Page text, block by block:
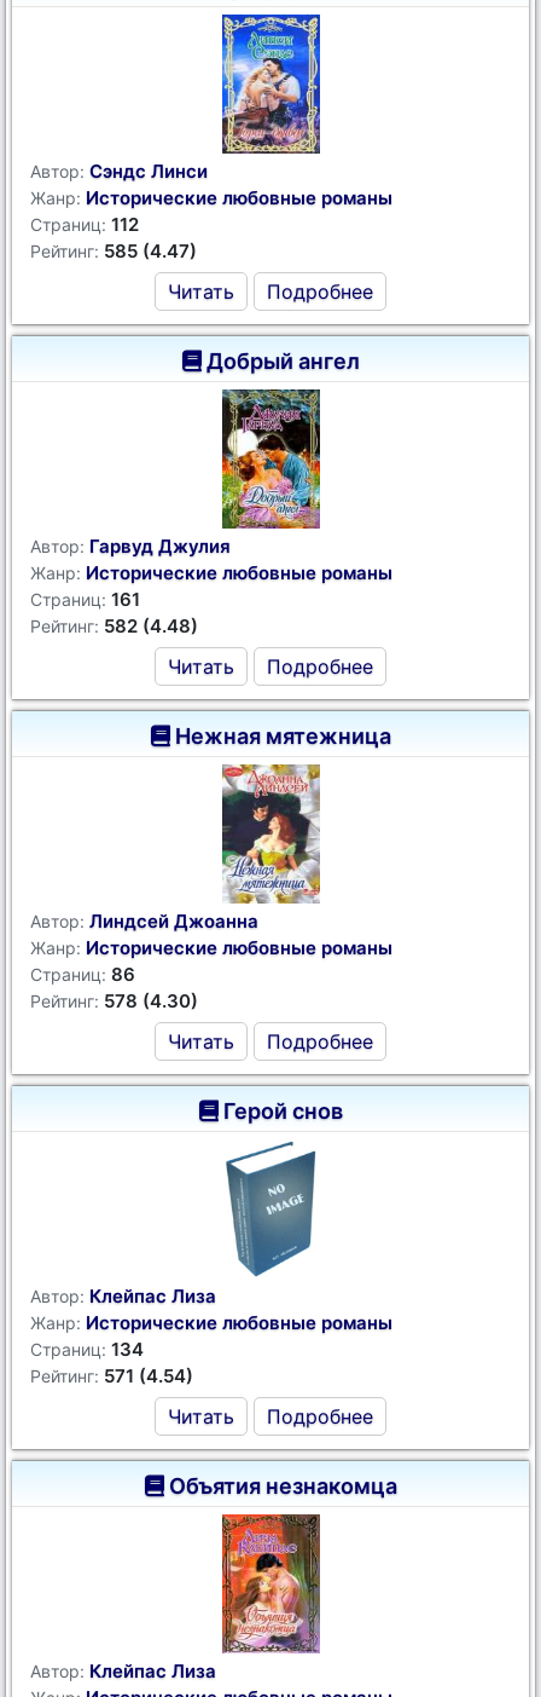
Автор: Сэндс Линси
Жанр: Исторические любовные романы
Страниц: 112
Рейтинг: 585 (4.47)
Читать Подробнее
Добрый ангел
Автор: Гарвуд Джулия
Жанр: Исторические любовные романы
Страниц: 161
Рейтинг: 582 (4.48)
Читать Подробнее
Нежная мятежница
Автор: Линдсей Джоанна
Жанр: Исторические любовные романы
Страниц: 86
Рейтинг: 578 (4.30)
Читать Подробнее
Герой снов
Автор: Клейпас Лиза
Жанр: Исторические любовные романы
Страниц: 134
Рейтинг: 571 (4.54)
Читать Подробнее
Объятия незнакомца
Автор: Клейпас Лиза